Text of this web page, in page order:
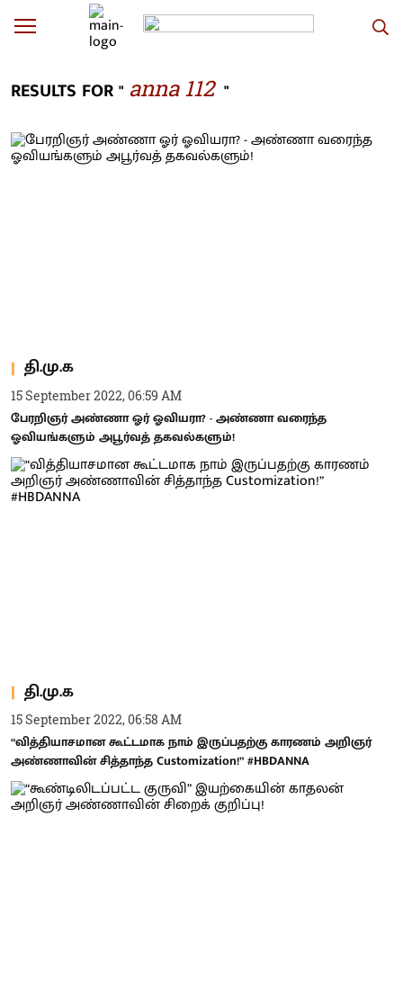
RESULTS FOR " anna 112 "
தி.மு.க
15 September 2022, 06:59 AM
பேரறிஞர் அண்ணா ஓர் ஓவியரா? - அண்ணா வரைந்த
ஓவியங்களும் அபூர்வத் தகவல்களும்!
தி.மு.க
15 September 2022, 06:58 AM
“வித்தியாசமான கூட்டமாக நாம் இருப்பதற்கு காரணம் அறிஞர்
அண்ணாவின் சித்தாந்த Customization!” #HBDANNA